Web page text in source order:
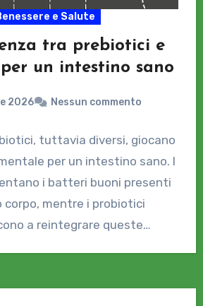
e Salute
tra prebiotici e
un intestino sano
2026 Nessun commento
tuttavia diversi, giocano
per un intestino sano. I
i batteri buoni presenti
corpo, mentre i probiotici
a reintegrare queste…